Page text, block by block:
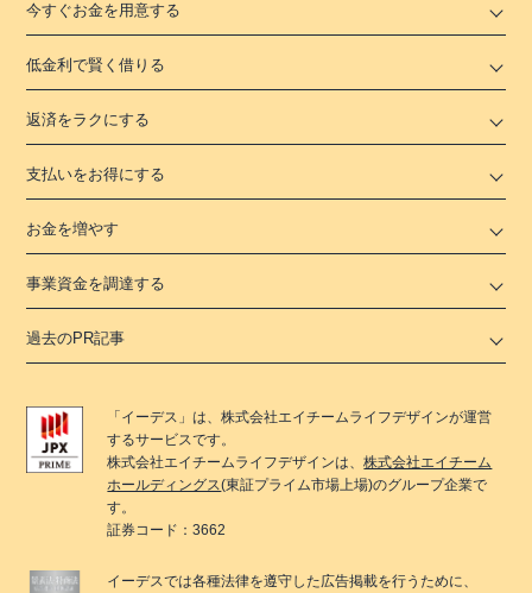
今すぐお金を用意する
低金利で賢く借りる
返済をラクにする
支払いをお得にする
お金を増やす
事業資金を調達する
過去のPR記事
「 イーデス 」は、株式会社エイチームライフデザインが運営
するサービスです。
株式会社エイチームライフデザインは、株式会社エイチーム
ホールディングス(東証プライム市場上場)のグループ企業で
す。
証券コード：3662
イーデスでは各種法律を遵守した広告掲載を行うために、